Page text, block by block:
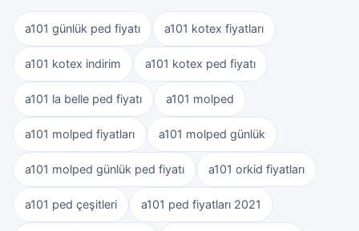
a101 günlük ped fiyatı a101 kotex fiyatları
a101 kotex indirim a101 kotex ped fiyatı
a101 la belle ped fiyatı a101 molped
a101 molped fiyatları a101 molped günlük
a101 molped günlük ped fiyatı a101 orkid fiyatları
a101 ped çeşitleri a101 ped fiyatları 2021